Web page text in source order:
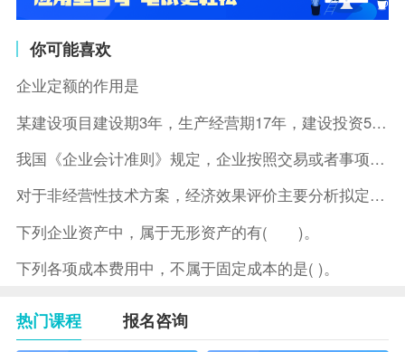
你可能喜欢
企业定额的作用是
某建设项目建设期3年，生产经营期17年，建设投资5500万元
我国《企业会计准则》规定，企业按照交易或者事项的经济特征确定
对于非经营性技术方案，经济效果评价主要分析拟定方案的( )。
下列企业资产中，属于无形资产的有( )。
下列各项成本费用中，不属于固定成本的是( )。
热门课程 报名咨询